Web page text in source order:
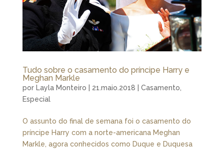
Tudo sobre o casamento do príncipe Harry e
Meghan Markle
por Layla Monteiro 21.maio.2018 Casamento
Especial
O assunto do final de semana foi o casamento do
príncipe Harry com a norte-americana Meghan
Markle, agora conhecidos como Duque e Duquesa